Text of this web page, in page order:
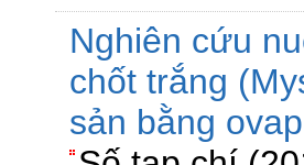
Nghiên cứu
chốt trắng
sản bằng